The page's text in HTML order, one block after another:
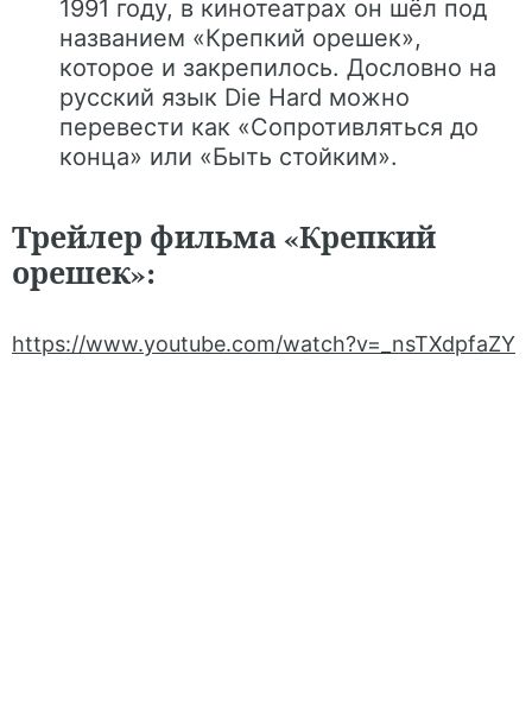
1991 году, в кинотеатрах он шёл под
названием «Крепкий орешек»,
которое и закрепилось. Дословно на
русский язык Die Hard можно
перевести как «Сопротивляться до
конца» или «Быть стойким».
Трейлер фильма «Крепкий
орешек»:
https://www.youtube.com/watch?v=_nsTXdpfaZY